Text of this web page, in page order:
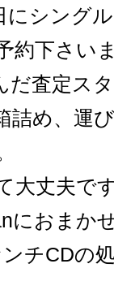
にシング
約下さい
だ査定ス
詰め、運
大丈夫で
におまか
チCDの